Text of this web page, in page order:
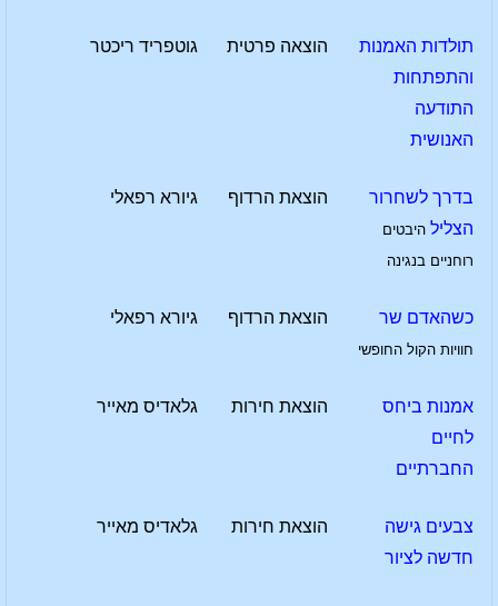
תולדות האמנות
והתפתחות
התודעה
האנושית
הוצאה פרטית גוטפריד ריכטר
בדרך לשחרור
הצליל היבטים
רוחניים בנגינה
הוצאת הרדוף גיורא רפאלי
כשהאדם שר
חוויות הקול החופשי
הוצאת הרדוף גיורא רפאלי
אמנות ביחס
לחיים
החברתיים
הוצאת חירות גלאדיס מאייר
צבעים גישה
חדשה לציור
הוצאת חירות גלאדיס מאייר